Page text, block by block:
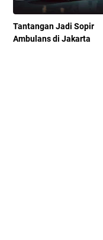
Tantangan Jadi Sopir
Ambulans di Jakarta